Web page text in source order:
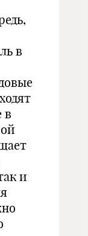
в
в
и